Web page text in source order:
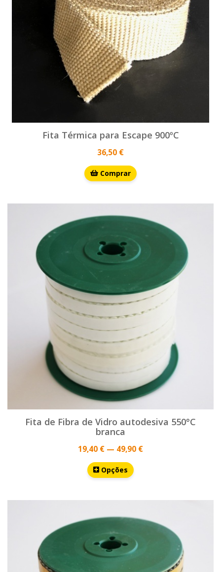
Fita Térmica para Escape 900ºC
36,50 €
Comprar
Fita de Fibra de Vidro autodesiva 550°C
branca
19,40 € — 49,90 €
Opções